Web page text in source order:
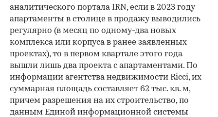
аналитического портала IRN, если в 2023 году
апартаменты в столице в продажу выводились
регулярно (в месяц по одному-два новых
комплекса или корпуса в ранее заявленных
проектах), то в первом квартале этого года
вышли лишь два проекта с апартаментами. По
информации агентства недвижимости Ricci, их
суммарная площадь составляет 62 тыс. кв. м,
причем разрешения на их строительство, по
данным Единой информационной системы